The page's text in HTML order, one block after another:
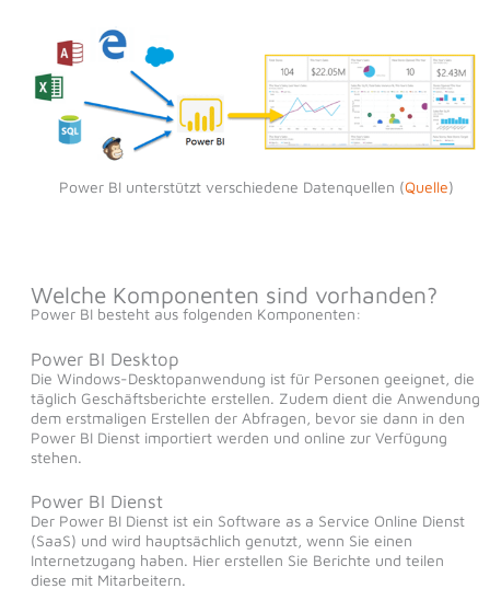
Power BI unterstützt verschiedene Datenquellen (Quelle)
Welche Komponenten sind vorhanden?
Power BI besteht aus folgenden Komponenten:
Power BI Desktop
Die Windows-Desktopanwendung ist für Personen geeignet, die
täglich Geschäftsberichte erstellen. Zudem dient die Anwendung
dem erstmaligen Erstellen der Abfragen, bevor sie dann in den
Power BI Dienst importiert werden und online zur Verfügung
stehen.
Power BI Dienst
Der Power BI Dienst ist ein Software as a Service Online Dienst
(SaaS) und wird hauptsächlich genutzt, wenn Sie einen
Internetzugang haben. Hier erstellen Sie Berichte und teilen
diese mit Mitarbeitern.